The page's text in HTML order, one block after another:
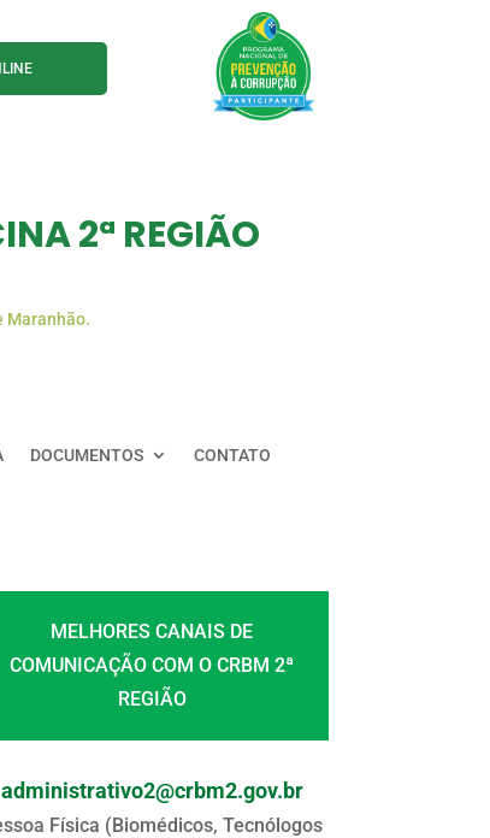
2ª REGIÃO
Maranhão.
DOCUMENTOS CONTATO
MELHORES CANAIS DE
COMUNICAÇÃO COM O CRBM 2ª
REGIÃO
administrativo2@crbm2.gov.br
Física (Biomédicos, Tecnólogos